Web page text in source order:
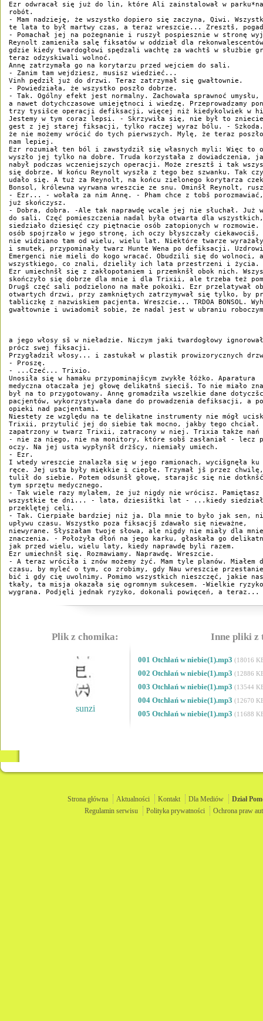
Ezr odwracał się już do lin, które Ali zainstalował w
robót.
- Mam nadzieję, że wszystko dopiero się zaczyna, Qiwi.
te lata to był martwy czas, a teraz wreszcie... Zresztš,
- Pomachał jej na pożegnanie i ruszył pospiesznie w stronę
Reynolt zamieniła salę fiksatów w oddział dla
gdzie kiedy twardogłowi spędzali wachtę za wachtš w służbie
teraz odzyskiwali wolnoć.
Annę zatrzymała go na korytarzu przed wejciem do sali.
- Zanim tam wejdziesz, musisz wiedzieć...
Vinh pędził już do drzwi. Teraz zatrzymał się gwałtownie.
- Powiedziała, że wszystko poszło dobrze.
- Tak. Ogólny efekt jest normalny. Zachowała sprawnoć umysłu,
a nawet dotychczasowe umiejętnoci i wiedzę. Przeprowadzamy
trzy tysišce operacji defiksacji, więcej niż kiedykolwiek w
Jestemy w tym coraz lepsi. - Skrzywiła się, nie był to
gest z jej starej fiksacji, tylko raczej wyraz bólu. -
że nie możemy wrócić do tych pierwszych. Mylę, że teraz
nam lepiej.
Ezr rozumiał ten ból i zawstydził się własnych myli: Więc to
wyszło jej tylko na dobre. Truda korzystała z dowiadczenia,
nabył podczas wczeniejszych operacji. Może zresztš i tak
się dobrze. W końcu Reynolt wyszła z tego bez szwanku. Tak
udało się. A tuż za Reynolt, na końcu zielonego korytarza
Bonsol, królewna wyrwana wreszcie ze snu. Ominšł Reynolt,
- Ezr... - wołała za nim Annę. - Pham chce z tobš
już skończysz.
- Dobra, dobra. -Ale tak naprawdę wcale jej nie słuchał. Już
do sali. Częć pomieszczenia nadal była otwarta dla
siedziało dziesięć czy piętnacie osób zatopionych w
osób spojrzało w jego stronę, ich oczy błyszczały
nie widziano tam od wielu, wielu lat. Niektóre twarze
i smutek, przypominały twarz Hunte Wena po defiksacji.
Emergenci nie mieli do kogo wracać. Obudzili się do wolnoci,
wszystkiego, co znali, dzieliły ich lata przestrzeni i życia.
Ezr umiechnšł się z zakłopotaniem i przemknšł obok nich.
skończyło się dobrze dla mnie i dla Trixii, ale trzeba też
Drugš częć sali podzielono na małe pokoiki. Ezr przelatywał
otwartych drzwi, przy zamkniętych zatrzymywał się tylko, by
tabliczkę z nazwiskiem pacjenta. Wreszcie... TRDOA BONSOL.
gwałtownie i uwiadomił sobie, że nadal jest w ubraniu
a jego włosy sš w nieładzie. Niczym jaki twardogłowy
prócz swej fiksacji.
Przygładził włosy... i zastukał w plastik prowizorycznych
- Proszę.
- ...Czeć... Trixio.
Unosiła się w hamaku przypominajšcym zwykłe łóżko. Aparatura
medyczna otaczała jej głowę delikatnš sieciš. To nie miało
był na to przygotowany. Annę gromadziła wszelkie dane
pacjentów, wykorzystywała dane do prowadzenia defiksacji, a
opieki nad pacjentami.
Niestety ze względu na te delikatne instrumenty nie mógł
Trixii, przytulić jej do siebie tak mocno, jakby tego
zapatrzony w twarz Trixii, zatracony w niej. Trixia także nań
- nie za niego, nie na monitory, które sobš zasłaniał - lecz
oczy. Na jej usta wypłynšł drżšcy, niemiały umiech.
- Ezr.
I wtedy wreszcie znalazła się w jego ramionach, wycišgnęła
ręce. Jej usta były miękkie i ciepłe. Trzymał jš przez
tulił do siebie. Potem odsunšł głowę, starajšc się nie
tym sprzętu medycznego.
- Tak wiele razy mylałem, że już nigdy nie wrócisz. Pamiętasz
wszystkie te dni... - lata, dziesištki lat - ...kiedy
przeklętej celi.
- Tak. Cierpiałe bardziej niż ja. Dla mnie to było jak sen, nie
upływu czasu. Wszystko poza fiksacjš zdawało się nieważne,
niewyrane. Słyszałam twoje słowa, ale nigdy nie miały dla
znaczenia. - Położyła dłoń na jego karku, głaskała go
jak przed wielu, wielu laty, kiedy naprawdę byli razem.
Ezr umiechnšł się. Rozmawiamy. Naprawdę. Wreszcie.
- A teraz wróciła i znów możemy żyć. Mam tyle planów. Miałem
czasu, by myleć o tym, co zrobimy, gdy Nau wreszcie
bić i gdy cię uwolnimy. Pomimo wszystkich nieszczęć, jakie
tkały, ta misja okazała się ogromnym sukcesem. -Wielkie
wygrana. Podjęli jednak ryzyko, dokonali powięceń, a
Plik z chomika:
sunzi
Inne pliki z
001 Otchłań w niebie(1).mp3 (18016
002 Otchłań w niebie(1).mp3 (12886
003 Otchłań w niebie(1).mp3 (13544
004 Otchłań w niebie(1).mp3 (12670
005 Otchłań w niebie(1).mp3 (11688
Strona główna Aktualności Kontakt Dla Mediów Dział
Regulamin serwisu
Polityka prywatności Ochrona praw